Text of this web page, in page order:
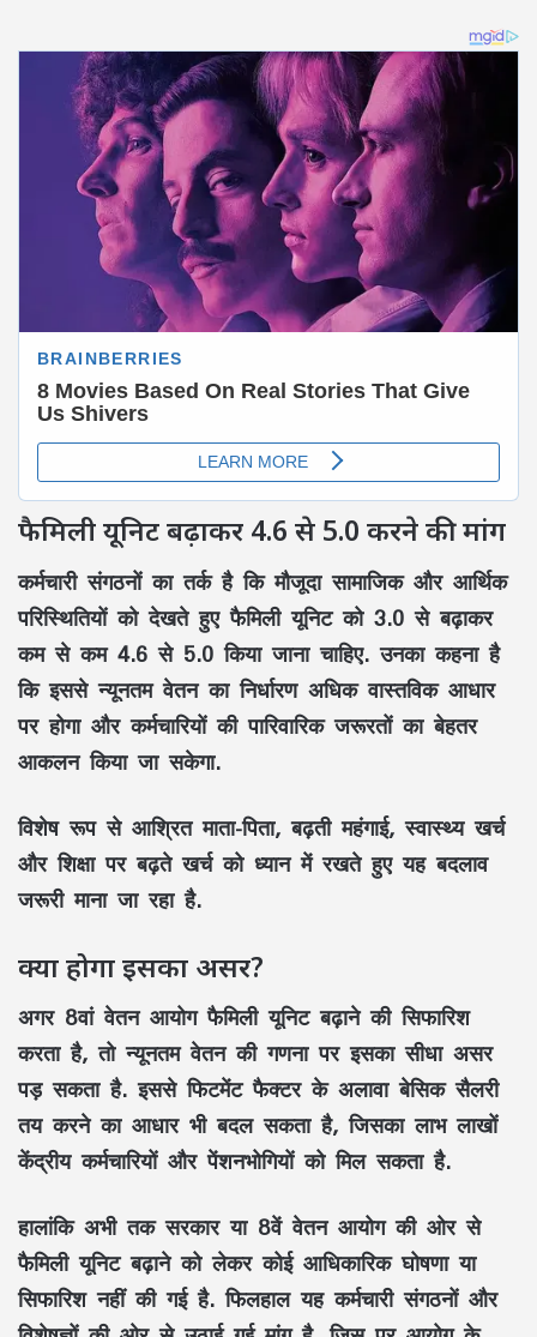
फैमिली यूनिट बढ़ाकर 4.6 से 5.0 करने की मांग
कर्मचारी संगठनों का तर्क है कि मौजूदा सामाजिक और आर्थिक
परिस्थितियों को देखते हुए फैमिली यूनिट को 3.0 से बढ़ाकर
कम से कम 4.6 से 5.0 किया जाना चाहिए. उनका कहना है
कि इससे न्यूनतम वेतन का निर्धारण अधिक वास्तविक आधार
पर होगा और कर्मचारियों की पारिवारिक जरूरतों का बेहतर
आकलन किया जा सकेगा.
विशेष रूप से आश्रित माता-पिता, बढ़ती महंगाई, स्वास्थ्य खर्च
और शिक्षा पर बढ़ते खर्च को ध्यान में रखते हुए यह बदलाव
जरूरी माना जा रहा है.
क्या होगा इसका असर?
अगर 8वां वेतन आयोग फैमिली यूनिट बढ़ाने की सिफारिश
करता है, तो न्यूनतम वेतन की गणना पर इसका सीधा असर
पड़ सकता है. इससे फिटमेंट फैक्टर के अलावा बेसिक सैलरी
तय करने का आधार भी बदल सकता है, जिसका लाभ लाखों
केंद्रीय कर्मचारियों और पेंशनभोगियों को मिल सकता है.
हालांकि अभी तक सरकार या 8वें वेतन आयोग की ओर से
फैमिली यूनिट बढ़ाने को लेकर कोई आधिकारिक घोषणा या
सिफारिश नहीं की गई है. फिलहाल यह कर्मचारी संगठनों और